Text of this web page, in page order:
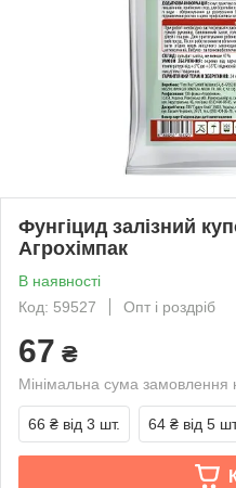
Фунгіцид залізний
Агрохімпак
В наявності
Код: 59527
Опт і роздріб
67 ₴
Мінімальна сума замовлення
66 ₴ від 3 шт. 64 ₴ від 5